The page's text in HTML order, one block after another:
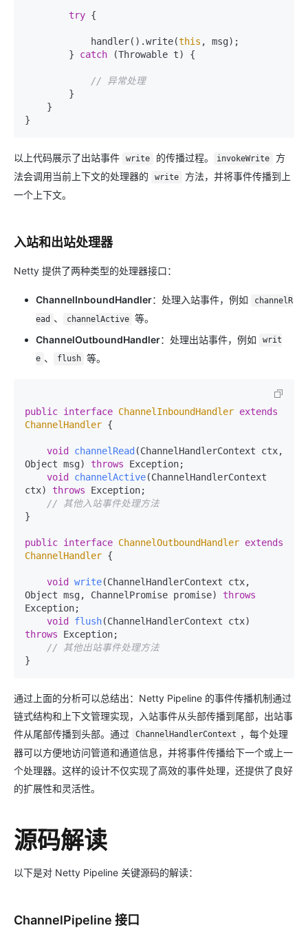
try {
            handler().write(
this , msg);
        }
catch (Throwable t) {
// 异常处理
以上代码展示了出站事件 write 的传播过程。 invokeWrite
方
法会调用当前上下文的处理器的
write
方法，并将事件传播到上
一个上下文。
入站和出站处理器
Netty 提供了两种类型的处理器接口：
ChannelInboundHandler：处理入站事件，例如
channelR
ead 、 channelActive
等。
ChannelOutboundHandler：处理出站事件，例如
writ
e 、 flush 等。
public interface ChannelInboundHandler extends
ChannelHandler {
void channelRead (ChannelHandlerContext ctx,
Object msg)
throws Exception;
void channelActive(ChannelHandlerContext
ctx)
throws Exception;
// 其他入站事件处理方法
}
public interface ChannelOutboundHandler extends
ChannelHandler {
void write(ChannelHandlerContext ctx,
Object msg, ChannelPromise promise)
throws
Exception;
void flush(ChannelHandlerContext ctx)
throws Exception;
// 其他出站事件处理方法
通过上面的分析可以总结出：Netty Pipeline 的事件传播机制通过
链式结构和上下文管理实现，入站事件从头部传播到尾部，出站事
件从尾部传播到头部。通过
ChannelHandlerContext ，每个处理
器可以方便地访问管道和通道信息，并将事件传播给下一个或上一
个处理器。这样的设计不仅实现了高效的事件处理，还提供了良好
的扩展性和灵活性。
源码解读
以下是对 Netty Pipeline 关键源码的解读：
ChannelPipeline 接口